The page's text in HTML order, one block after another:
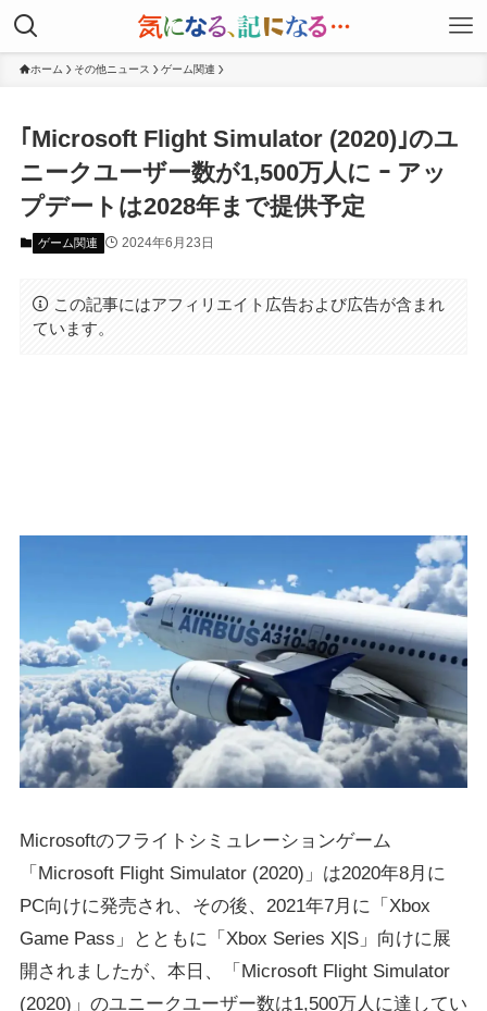
ホーム その他ニュース ゲーム関連
｢Microsoft Flight Simulator (2020)｣のユ
ニークユーザー数が1,500万人に ｰ アッ
プデートは2028年まで提供予定
ゲーム関連 2024年6月23日
この記事にはアフィリエイト広告および広告が含まれ
ています。
Microsoftのフライトシミュレーションゲーム
「Microsoft Flight Simulator (2020)」は2020年8月に
PC向けに発売され、その後、2021年7月に「Xbox
Game Pass」とともに「Xbox Series X|S」向けに展
開されましたが、本日、「Microsoft Flight Simulator
(2020)」のユニークユーザー数は1,500万人に達してい